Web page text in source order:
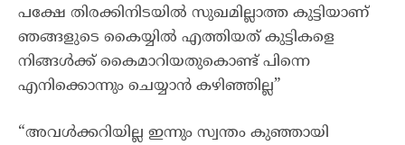
പക്ഷേ തിരക്കിനിടയിൽ സുഖമില്ലാത്ത കുട്ടിയാണ്
ഞങ്ങളുടെ കൈയ്യിൽ എത്തിയത് കുട്ടികളെ
നിങ്ങൾക്ക് കൈമാറിയതുകൊണ്ട് പിന്നെ
എനിക്കൊന്നും ചെയ്യാൻ കഴിഞ്ഞില്ല”
“അവൾക്കറിയില്ല ഇന്നും സ്വന്തം കുഞ്ഞായി